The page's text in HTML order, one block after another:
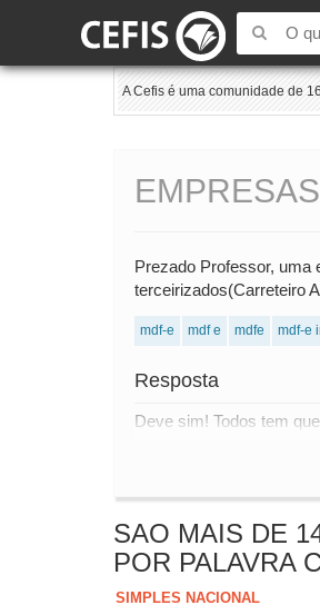
A Cefis é uma comunidade de
Prezado Professor, uma
terceirizados(Carreteiro
mdf-e mdf e mdfe mdf-e
Resposta
Deve sim! Todos tem
SAO MAIS DE
POR PALAVRA
SIMPLES NACIONAL